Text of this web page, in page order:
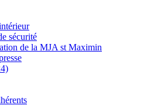
sécurité
de la MJA st Maximin